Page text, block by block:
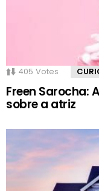
405 Votes
Freen Sarocha:
sobre a atriz